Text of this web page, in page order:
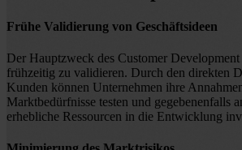
Frühe Validierung von Geschäftsideen
Der Hauptzweck des Customer Development
frühzeitig zu validieren. Durch den direkten
Kunden können Unternehmen ihre
Marktbedürfnisse testen und gegebenenfalls
erhebliche Ressourcen in die Entwicklung